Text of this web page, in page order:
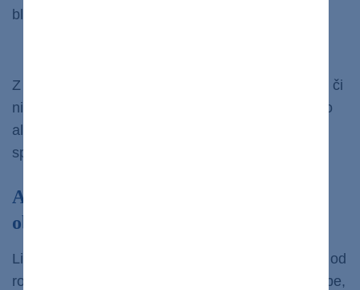
blokád alebo iných problémov s obličkami.
Z obličky sa odoberie vzorka tkaniva a sleduje sa, či
nie sú prítomné nádorové bunky, zjazvené tkanivo
alebo infekčné organizmy, ktoré by mohli
spôsobovať problém s obličkami.
Ako prebieha liečba zlyhávajúcich
obličiek?
Liečba obličkového zlyhávania závisí od príčiny a od
rozsahu poškodenia obličiek. Prvým cieľom v liečbe,